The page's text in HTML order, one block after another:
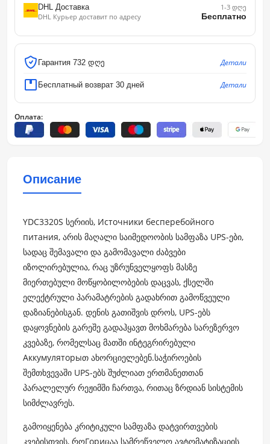
DHL Доставка
DHL Курьер доставит по адресу
1-3 დღე
Бесплатно
Гарантия 732 დღე Детали
Бесплатный возврат 30 дней Детали
Оплата:
Описание
YDC3320S სერიის, Источники бесперебойного
питания, არის მაღალი საიმედოობის სამფაზა UPS-ები,
სადაც შემავალი და გამომავალი ძაბვები
იზოლირებულია, რაც უზრუნველყოფს მასზე
მიერთებული მოწყობილობების დაცვას, ქსელში
ელექტრული პარამატრების გადახრით გამოწვეული
დაზიანებისგან. დენის გათიშვის დროს, UPS-ებს
დაყოვნების გარეშე გადაჰყავთ მოხმარება სარეზერვო
კვებაზე, რომელსაც მათში ინტეგრირებული
Аккумуляторыთ ახორციელებენ.საჭიროების
შემთხვევაში UPS-ებს შუძლიათ ერთმანეთთან
პარალელურ რეჟიმში ჩართვა, რითაც ზრდიან სისტემის
სიმძლავრეს.
გამოიყენება კრიტიკული სამფაზა დატვირთვების
კვებისთვის, როГориცაა სამრეწველო ავტომატიზაციის